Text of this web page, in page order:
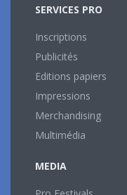
SERVICES PRO
Inscriptions
Publicités
Editions papiers
Impressions
Merchandising
Multimédia
MEDIA